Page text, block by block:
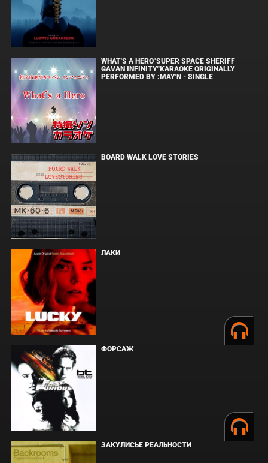
WHAT'S A HERO"SUPER SPACE SHERIFF
GAVAN INFINITY"KARAOKE ORIGINALLY
PERFORMED BY :MAY'N - SINGLE
BOARD WALK LOVE STORIES
ЛАКИ
ФОРСАЖ
ЗАКУЛИСЬЕ РЕАЛЬНОСТИ